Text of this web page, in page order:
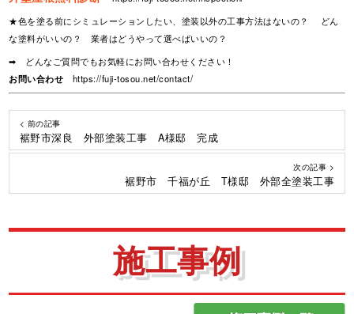
★色を塗る前にシミュレーションしたい、塗装以外の工事方法はないの？ どん
な塗料がいいの？ 業者はどうやって選べばいいの？
➡ どんなご質問でもお気軽にお問い合わせください！
お問い合わせ
https://fuji-tosou.net/contact/
< 前の記事
裾野市深良 外部塗装工事 A様邸 完成
次の記事 >
裾野市 千福が丘 T様邸 外部全塗装工事
施工事例